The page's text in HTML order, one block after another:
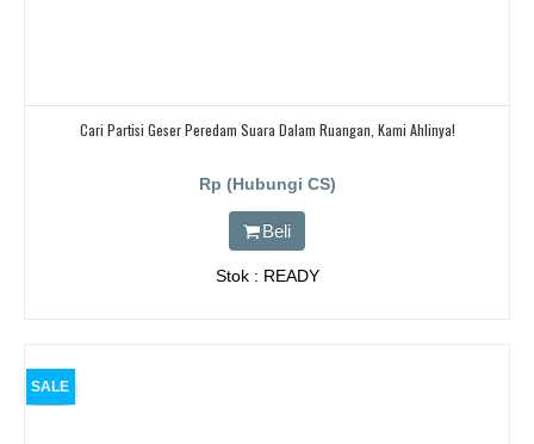
Cari Partisi Geser Peredam Suara Dalam Ruangan, Kami Ahlinya!
Rp (Hubungi CS)
Beli
Stok : READY
SALE